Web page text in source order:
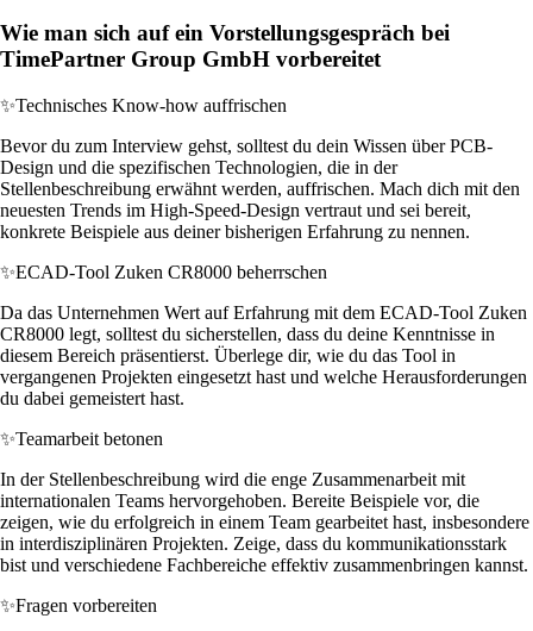
Wie man sich auf ein Vorstellungsgespräch bei
TimePartner Group GmbH vorbereitet
✨Technisches Know-how auffrischen
Bevor du zum Interview gehst, solltest du dein Wissen über PCB-
Design und die spezifischen Technologien, die in der
Stellenbeschreibung erwähnt werden, auffrischen. Mach dich mit den
neuesten Trends im High-Speed-Design vertraut und sei bereit,
konkrete Beispiele aus deiner bisherigen Erfahrung zu nennen.
✨ECAD-Tool Zuken CR8000 beherrschen
Da das Unternehmen Wert auf Erfahrung mit dem ECAD-Tool Zuken
CR8000 legt, solltest du sicherstellen, dass du deine Kenntnisse in
diesem Bereich präsentierst. Überlege dir, wie du das Tool in
vergangenen Projekten eingesetzt hast und welche Herausforderungen
du dabei gemeistert hast.
✨Teamarbeit betonen
In der Stellenbeschreibung wird die enge Zusammenarbeit mit
internationalen Teams hervorgehoben. Bereite Beispiele vor, die
zeigen, wie du erfolgreich in einem Team gearbeitet hast, insbesondere
in interdisziplinären Projekten. Zeige, dass du kommunikationsstark
bist und verschiedene Fachbereiche effektiv zusammenbringen kannst.
✨Fragen vorbereiten